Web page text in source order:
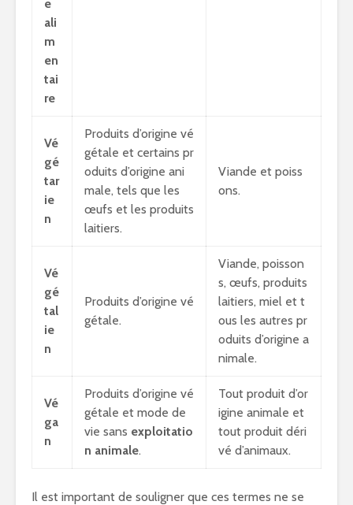
e
ali
m
en
tai
re
Vé
gé
tar
ie
n
Produits d’origine vé
gétale et certains pr
oduits d’origine ani
male, tels que les
œufs et les produits
laitiers.
Viande et poiss
ons.
Vé
gé
tal
ie
n
Produits d’origine vé
gétale.
Viande, poisson
s, œufs, produits
laitiers, miel et t
ous les autres pr
oduits d’origine a
nimale.
Vé
ga
n
Produits d’origine vé
gétale et mode de
vie sans exploitatio
n animale.
Tout produit d’or
igine animale et
tout produit déri
vé d’animaux.
Il est important de souligner que ces termes ne se